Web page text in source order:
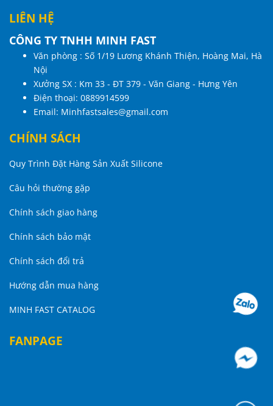
LIÊN HỆ
CÔNG TY TNHH MINH FAST
Văn phòng : Số 1/19 Lương Khánh Thiện, Hoàng Mai, Hà
Nội
Xưởng SX : Km 33 - ĐT 379 - Văn Giang - Hưng Yên
Điện thoại: 0889914599
Email: Minhfastsales@gmail.com
CHÍNH SÁCH
Quy Trình Đặt Hàng Sản Xuất Silicone
Câu hỏi thường gặp
Chính sách giao hàng
Chính sách bảo mật
Chính sách đổi trả
Hướng dẫn mua hàng
MINH FAST CATALOG
FANPAGE